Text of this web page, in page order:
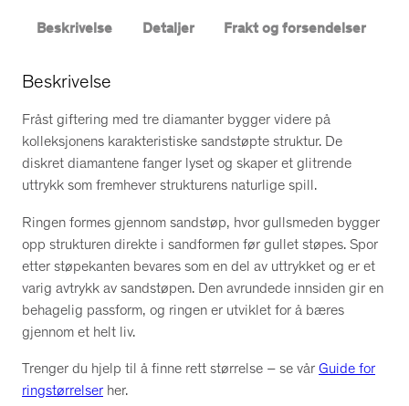
a
t
e
r
a
Beskrivelse Detaljer Frakt og forsendelser
Beskrivelse
Fråst giftering med tre diamanter bygger videre på
kolleksjonens karakteristiske sandstøpte struktur. De
diskret diamantene fanger lyset og skaper et glitrende
uttrykk som fremhever strukturens naturlige spill.
Ringen formes gjennom sandstøp, hvor gullsmeden bygger
opp strukturen direkte i sandformen før gullet støpes. Spor
etter støpekanten bevares som en del av uttrykket og er et
varig avtrykk av sandstøpen. Den avrundede innsiden gir en
behagelig passform, og ringen er utviklet for å bæres
gjennom et helt liv.
Trenger du hjelp til å finne rett størrelse – se vår Guide for
ringstørrelser her.